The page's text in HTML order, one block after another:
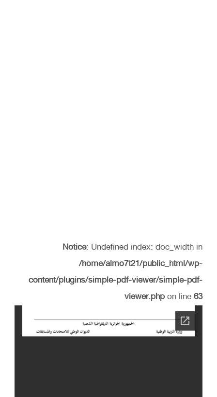
Notice: Undefined index: doc_width in
/home/almo7t21/public_html/wp-
content/plugins/simple-pdf-viewer/simple-pdf-
viewer.php on line 63